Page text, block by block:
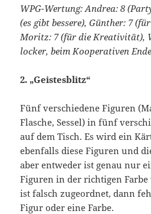
WPG-Wertung: Andrea: 8
(es gibt bessere), Günther: 7
Moritz: 7 (für die Kreativität),
locker, beim Kooperativen
2. „Geistesblitz“
Fünf verschiedene Figuren
Flasche, Sessel) in fünf
auf dem Tisch. Es wird ein
ebenfalls diese Figuren und
aber entweder ist genau nur
Figuren in der richtigen
ist falsch zugeordnet, dann
Figur oder eine Farbe.